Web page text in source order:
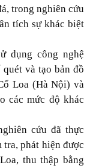
trong nghiên cứu
tích sự khác biệt
dụng công nghệ
và tạo bản đồ
Loa (Hà Nội) và
các mức độ khác
cứu đã thực
tra, phát hiện được
thu thập bằng